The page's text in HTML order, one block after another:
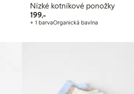
Nízké kotníkové ponožky
199,-199,00 Kč
+ 1 barvaOrganická bavlna